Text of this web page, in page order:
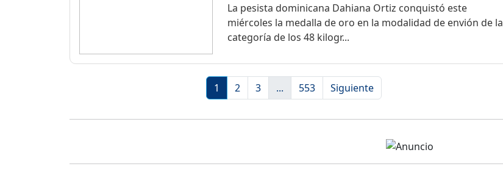
La pesista dominicana Dahiana Ortiz conquistó este
miércoles la medalla de oro en la modalidad de envión de la
categoría de los 48 kilogr...
1 2 3 ... 553 Siguiente